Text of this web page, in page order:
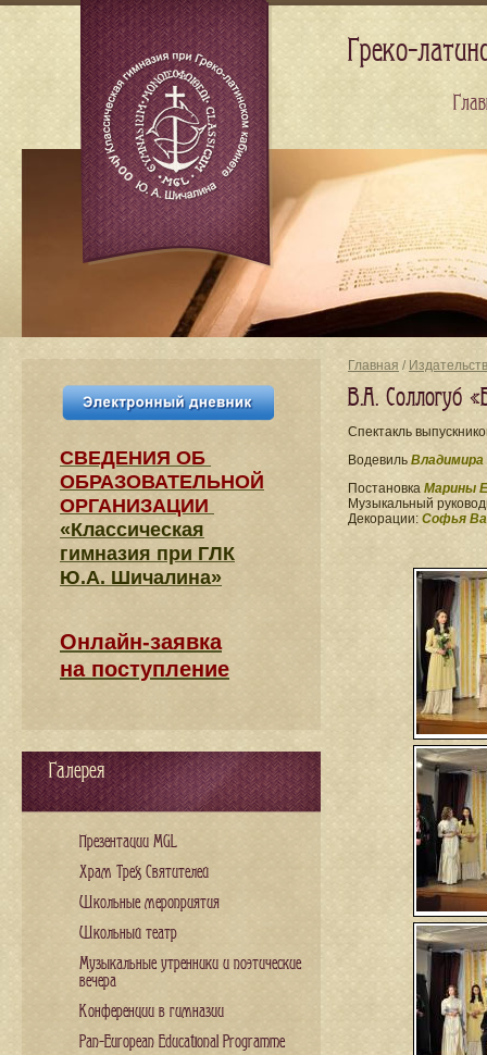
Главная /
В.А. Соллогуб
Спектакль
Водевиль Владимира
Постановка Марины
Музыкальный
Декорации: Софья
СВЕДЕНИЯ​ ОБ
ОБРАЗОВАТЕЛЬНОЙ
ОРГАНИЗАЦИИ
«Классическая
гимназия при ГЛК
Ю.А. Шичалина»
Онлайн-заявка
на поступление
Галерея
Презентации MGL
Храм Трех Святителей
Школьные мероприятия
Школьный театр
Музыкальные утренники и поэтические
вечера
Конференции в гимназии
Pan-European Educational Programme
Греко-